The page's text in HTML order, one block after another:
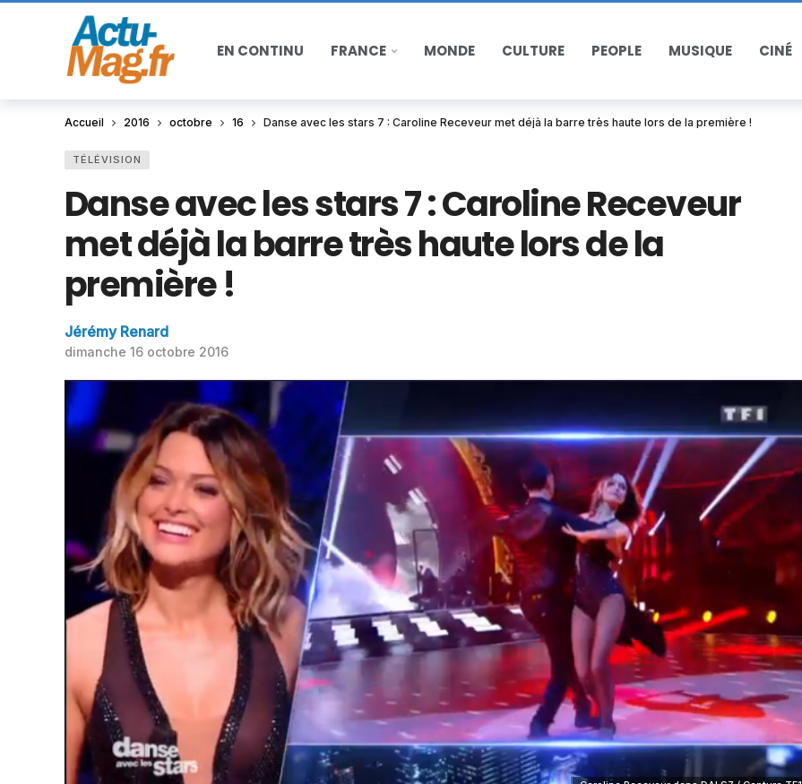
EN CONTINU FRANCE MONDE CULTURE PEOPLE MUSIQUE CINÉ
Accueil 2016 octobre 16 Danse avec les stars 7 : Caroline Receveur met déjà la barre très haute lors de la première !
TÉLÉVISION
Danse avec les stars 7 : Caroline Receveur
met déjà la barre très haute lors de la
première !
Jérémy Renard
dimanche 16 octobre 2016